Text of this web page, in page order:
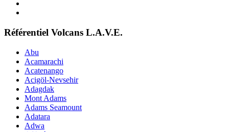
Référentiel Volcans L.A.V.E.
Abu
Acamarachi
Acatenango
Acigöl-Nevsehir
Adagdak
Mont Adams
Adams Seamount
Adatara
Adwa